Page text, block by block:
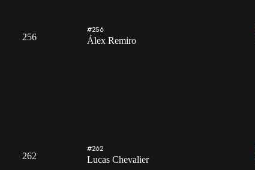
256
#256
Álex Remiro
262
#262
Lucas Chevalier